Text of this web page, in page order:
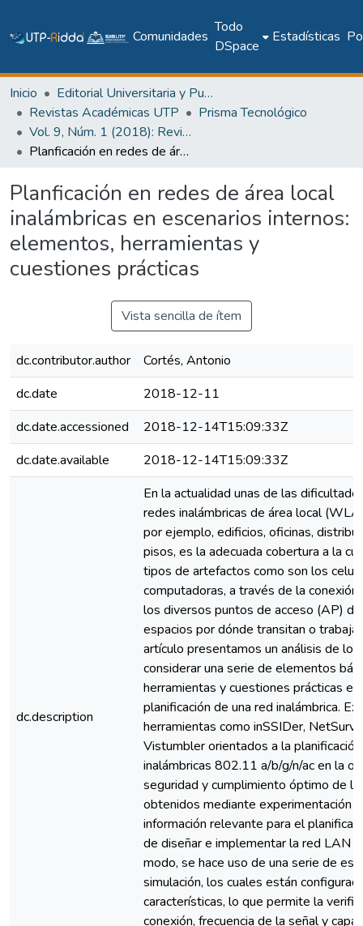
Comunidades
Todo
DSpace
Estadísticas
Inicio
Editorial Universitaria y Publicaciones Seriadas
Revistas Académicas UTP
Prisma Tecnológico
Vol. 9, Núm. 1 (2018): Revista Prisma Tecnológico
Planficación en redes de área local inalámbricas en escenarios internos: elementos, herramientas y cuestiones prácticas
Planficación en redes de área local
inalámbricas en escenarios internos:
elementos, herramientas y
cuestiones prácticas
Vista sencilla de ítem
dc.contributor.author
Cortés, Antonio
dc.date
2018-12-11
dc.date.accessioned
2018-12-14T15:09:33Z
dc.date.available
2018-12-14T15:09:33Z
dc.description
En la actualidad unas de las
redes inalámbricas de área local
por ejemplo, edificios, oficinas,
pisos, es la adecuada cobertura a la
tipos de artefactos como son los
computadoras, a través de la
los diversos puntos de acceso (AP)
espacios por dónde transitan o
artículo presentamos un análisis de
considerar una serie de elementos
herramientas y cuestiones prácticas
planificación de una red inalámbrica.
herramientas como inSSIDer,
Vistumbler orientados a la
inalámbricas 802.11 a/b/g/n/ac en la
seguridad y cumplimiento óptimo de
obtenidos mediante experimentación
información relevante para el
de diseñar e implementar la red LAN
modo, se hace uso de una serie de
simulación, los cuales están
características, lo que permite la
conexión, frecuencia de la señal y